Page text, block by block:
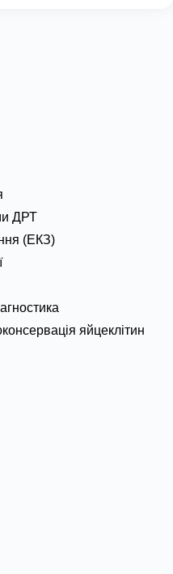
ДРТ
(ЕКЗ)
яйцеклітин